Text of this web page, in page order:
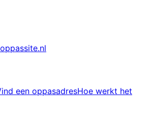
site.nl
een oppasadresHoe werkt het